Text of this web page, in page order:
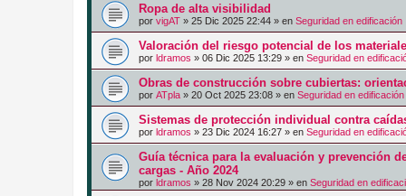
Ropa de alta visibilidad
por vigAT » 25 Dic 2025 22:44 » en Seguridad en edificación
Valoración del riesgo potencial de los
por ldramos » 06 Dic 2025 13:29 » en Seguridad en
Obras de construcción sobre cubiertas:
por ATpla » 20 Oct 2025 23:08 » en Seguridad en edificación
Sistemas de protección individual contra
por ldramos » 23 Dic 2024 16:27 » en Seguridad en
Guía técnica para la evaluación y prevención
cargas - Año 2024
por ldramos » 28 Nov 2024 20:29 » en Seguridad en